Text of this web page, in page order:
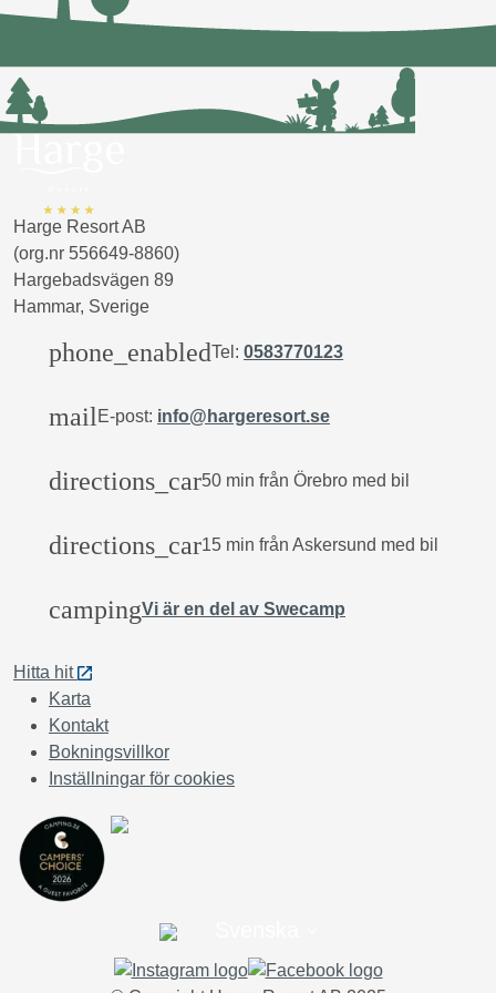
Harge Resort AB
(org.nr 556649-8860)
Hargebadsvägen 89
Hammar, Sverige
phone_enabledTel: 0583770123
mail E-post: info@hargeresort.se
directions_car50 min från Örebro med bil
directions_car15 min från Askersund med bil
campingVi är en del av Swecamp
Hitta hit
Karta
Kontakt
Bokningsvillkor
Inställningar för cookies